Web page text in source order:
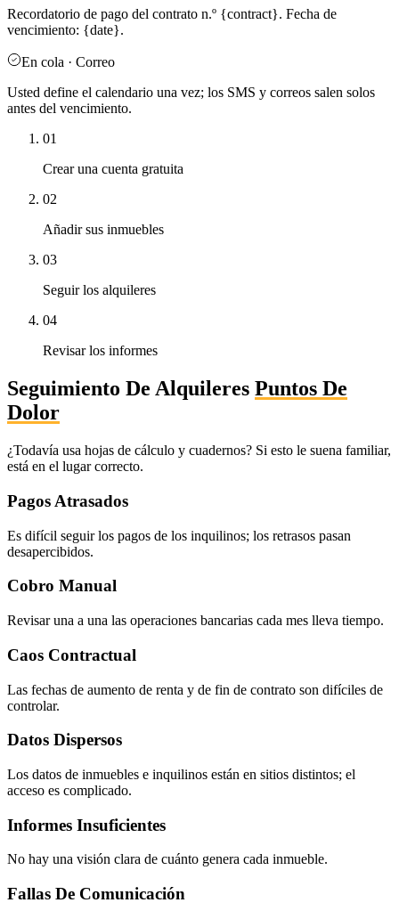
Recordatorio de pago del contrato n.º {contract}. Fecha de
vencimiento: {date}.
En cola · Correo
Usted define el calendario una vez; los SMS y correos salen solos
antes del vencimiento.
01
Crear una cuenta gratuita
02
Añadir sus inmuebles
03
Seguir los alquileres
04
Revisar los informes
Seguimiento De Alquileres Puntos De
Dolor
¿Todavía usa hojas de cálculo y cuadernos? Si esto le suena familiar,
está en el lugar correcto.
Pagos Atrasados
Es difícil seguir los pagos de los inquilinos; los retrasos pasan
desapercibidos.
Cobro Manual
Revisar una a una las operaciones bancarias cada mes lleva tiempo.
Caos Contractual
Las fechas de aumento de renta y de fin de contrato son difíciles de
controlar.
Datos Dispersos
Los datos de inmuebles e inquilinos están en sitios distintos; el
acceso es complicado.
Informes Insuficientes
No hay una visión clara de cuánto genera cada inmueble.
Fallas De Comunicación